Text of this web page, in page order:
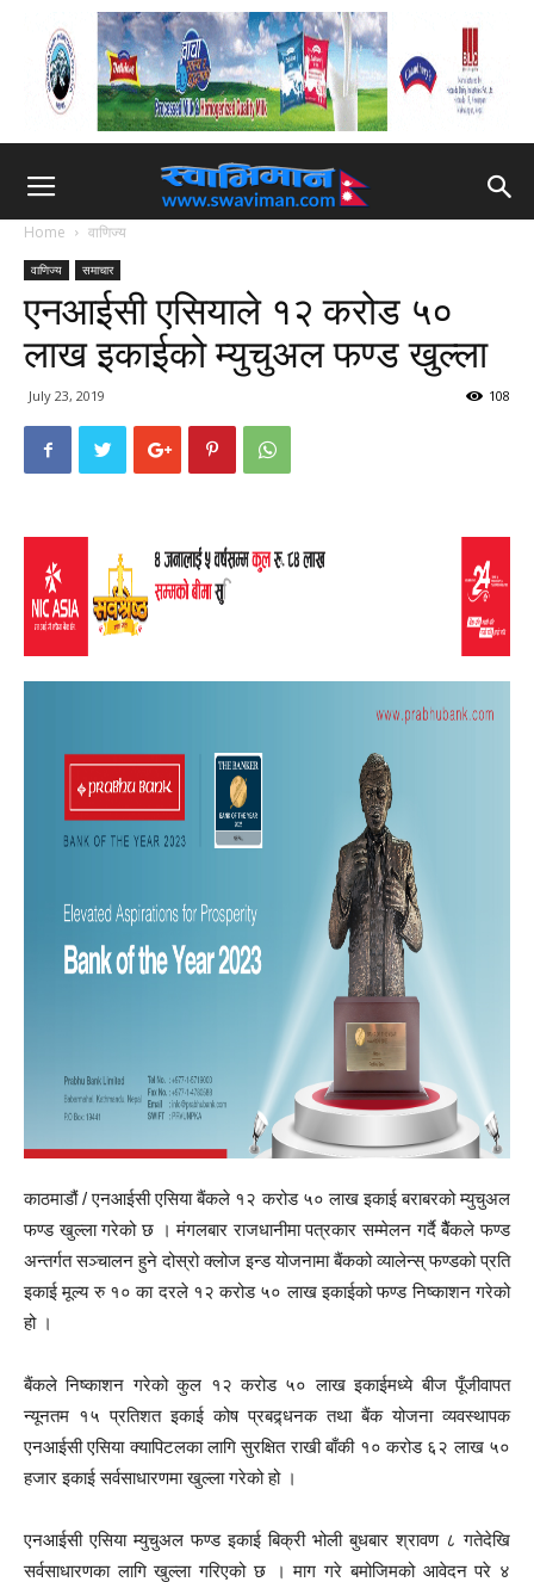
Home वाणिज्य
वाणिज्य समाचार
एनआईसी एसियाले १२ करोड ५०
लाख इकाईको म्युचुअल फण्ड खुल्ला
July 23, 2019 108
काठमाडौं / एनआईसी एसिया बैंकले १२ करोड ५० लाख इकाई बराबरको म्युचुअल
फण्ड खुल्ला गरेको छ । मंगलबार राजधानीमा पत्रकार सम्मेलन गर्दै बैैंकले फण्ड
अन्तर्गत सञ्चालन हुने दोस्रो क्लोज इन्ड योजनामा बैंकको व्यालेन्स् फण्डको प्रति
इकाई मूल्य रु १० का दरले १२ करोड ५० लाख इकाईको फण्ड निष्काशन गरेको
हो ।
बैंकले निष्काशन गरेको कुल १२ करोड ५० लाख इकाईमध्ये बीज पूँजीवापत
न्यूनतम १५ प्रतिशत इकाई कोष प्रबद्र्धनक तथा बैंक योजना व्यवस्थापक
एनआईसी एसिया क्यापिटलका लागि सुरक्षित राखी बाँकी १० करोड ६२ लाख ५०
हजार इकाई सर्वसाधारणमा खुल्ला गरेको हो ।
एनआईसी एसिया म्युचुअल फण्ड इकाई बिक्री भोली बुधबार श्रावण ८ गतेदेखि
सर्वसाधारणका लागि खुल्ला गरिएको छ । माग गरे बमोजिमको आवेदन परे ४